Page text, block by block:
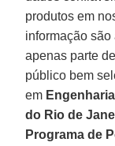
produtos em
informação
apenas parte
público bem
em
do Rio de
Programa de